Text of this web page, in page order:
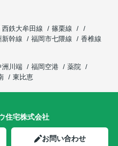
西鉄大牟田線
篠栗線
新幹線 福岡市七隈線
香椎線
洲川端 福岡空港
薬院
東比恵
住宅株式会社
お問い合わせ